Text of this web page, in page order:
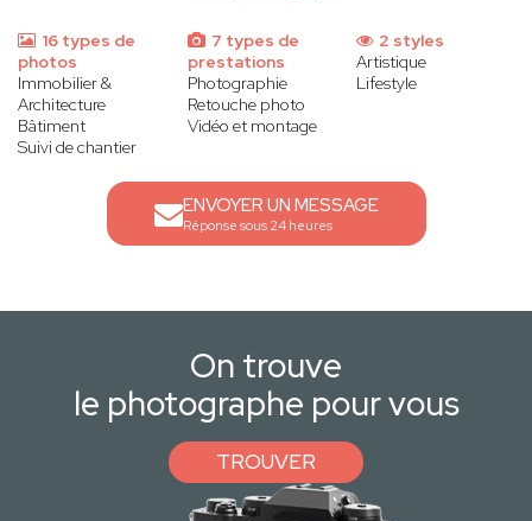
16 types de
photos
Immobilier &
Architecture
Bâtiment
Suivi de chantier
7 types de
prestations
Photographie
Retouche photo
Vidéo et montage
2 styles
Artistique
Lifestyle
ENVOYER UN MESSAGE
Réponse sous 24 heures
On trouve
le photographe pour vous
TROUVER